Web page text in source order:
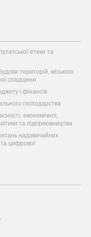
етики та
територій, міського
спадщини
і фінансів
господарства
економічної,
та підприємництва
надзвичайних
та цифрової